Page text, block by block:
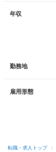
年収
勤務地
雇用形態
転職・求人トップ /